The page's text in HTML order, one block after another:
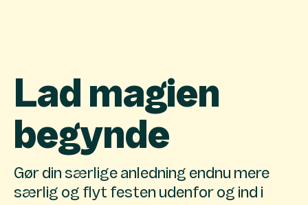
Lad magien
begynde
Gør din særlige anledning endnu mere
særlig og flyt festen udenfor og ind i